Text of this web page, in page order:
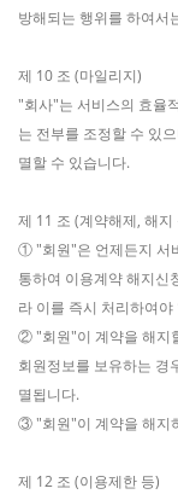
방해되는 행위를 하여서
제 10 조 (마일리지)
"회사"는 서비스의 효율
는 전부를 조정할 수 있
멸할 수 있습니다.
제 11 조 (계약해제, 해지
① "회원"은 언제든지 서
통하여 이용계약 해지신
라 이를 즉시 처리하여야
② "회원"이 계약을 해지
회원정보를 보유하는 경
멸됩니다.
③ "회원"이 계약을 해지
제 12 조 (이용제한 등)